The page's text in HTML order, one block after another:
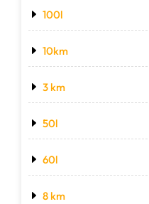
100l
10km
3 km
50l
60l
8 km